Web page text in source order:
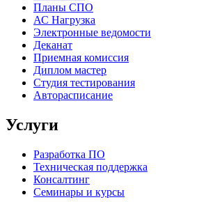
Планы СПО
АС Нагрузка
Электронные ведомости
Деканат
Приемная комиссия
Диплом мастер
Студия тестирования
Авторасписание
Услуги
Разработка ПО
Техническая поддержка
Консалтинг
Семинары и курсы